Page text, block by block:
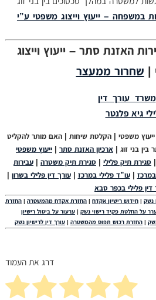
במשפחה – ייעוץ וייצוג משפטי ע”י
האזנת סתר – ייעוץ וייצוג
| שחרור ממעצר
משפטי | הקלטת שיחות | האם מותר להקליט
בני זוג | ארכיון האזנת סתר
ייעוץ משפטי
סגירת תיק פלילי סגירת תיק משטרה
עבירות
במרכז |עו”ד פלילי במרכז |עורך דין פלילי בשרון
דין פלילי בכפר סבא
נשק | חידוש רישיון אקדח | החזרת אקדח מהמשטרה | החזרת
על החלטת פקיד רישוי נשק | ערעור על ביטול רישיון
| החזרת רכוש תפוס מהמשטרה | עורך דין לרישיון נשק
דרג את העמוד